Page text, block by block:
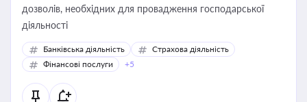
дозволів, необхідних для провадження господарської
діяльності
Банківська діяльність
Страхова діяльність
Фінансові послуги
+5